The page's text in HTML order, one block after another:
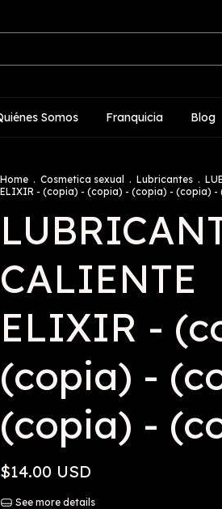
Somos Franquicia Blog
Home . Cosmetica sexual . Lubricantes .
ELIXIR - (copia) - (copia) - (copia) - (copia) -
CALIENTE
ELIXIR -
(copia) -
(copia) -
$14.00 USD
See more details